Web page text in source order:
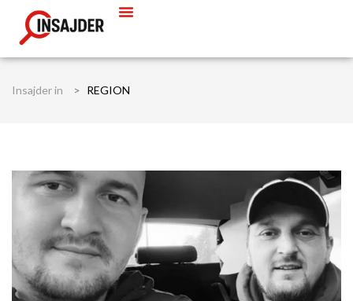
Insajder in > REGION